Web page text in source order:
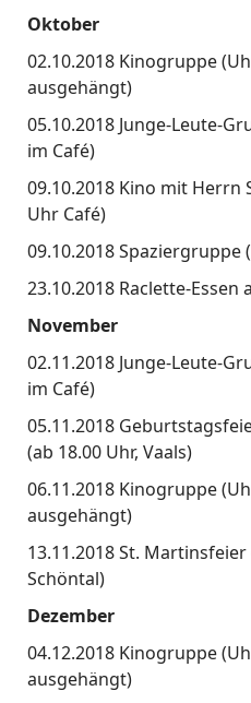
Oktober
02.10.2018 Kinogruppe
ausgehängt)
05.10.2018 Junge-Leute-
im Café)
09.10.2018 Kino mit Herrn
Uhr Café)
09.10.2018 Spaziergruppe
23.10.2018 Raclette-Essen
November
02.11.2018 Junge-Leute-
im Café)
05.11.2018
(ab 18.00 Uhr, Vaals)
06.11.2018 Kinogruppe
ausgehängt)
13.11.2018 St.
Schöntal)
Dezember
04.12.2018 Kinogruppe
ausgehängt)